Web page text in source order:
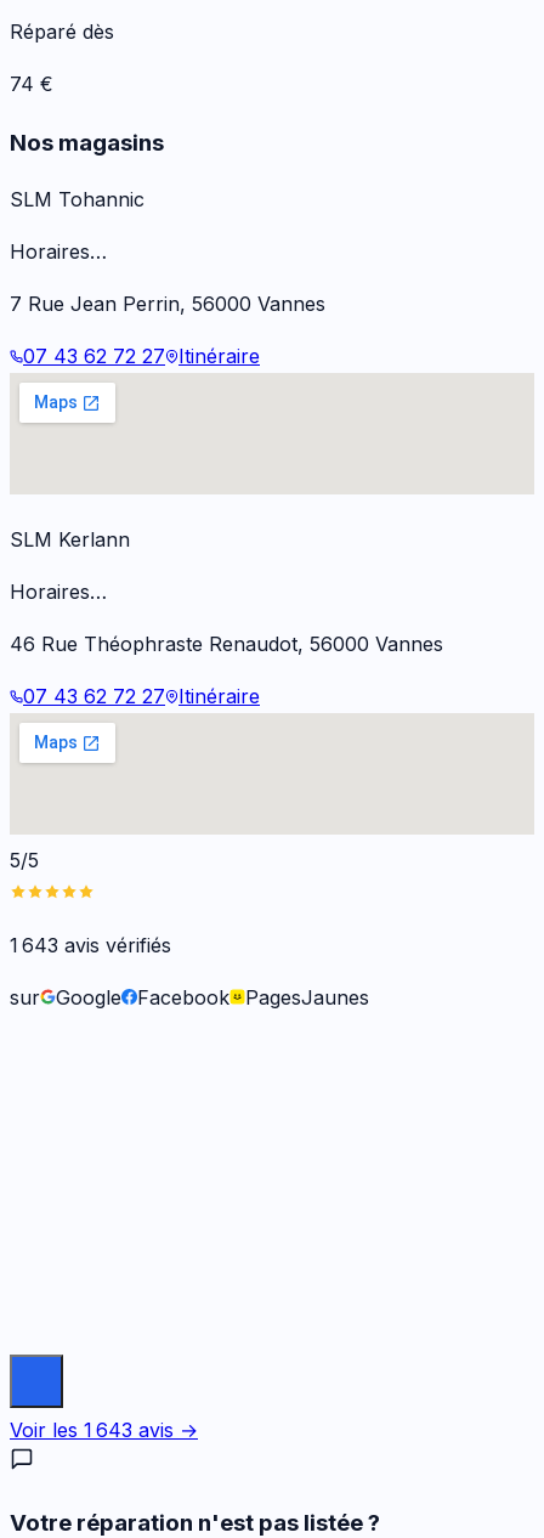
Réparé dès
74 €
Nos magasins
SLM Tohannic
Horaires…
7 Rue Jean Perrin, 56000 Vannes
07 43 62 72 27 Itinéraire
SLM Kerlann
Horaires…
46 Rue Théophraste Renaudot, 56000 Vannes
07 43 62 72 27 Itinéraire
5/5
1 643 avis vérifiés
sur Google Facebook PagesJaunes
Voir les 1 643 avis →
Votre réparation n'est pas listée ?